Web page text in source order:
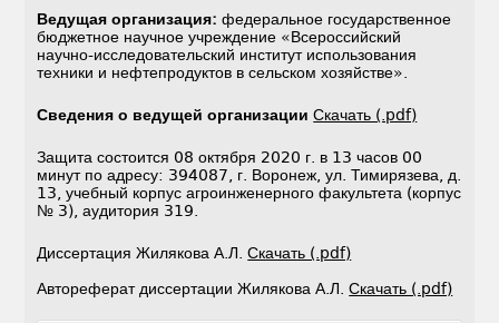
Ведущая организация:федеральное государственное
бюджетное научное учреждение «Всероссийский
научно-исследовательский институт использования
техники и нефтепродуктов в сельском хозяйстве».
Сведения о ведущей организации Скачать (.pdf)
Защита состоится 08 октября 2020 г. в 13 часов 00
минут по адресу: 394087, г. Воронеж, ул. Тимирязева, д.
13, учебный корпус агроинженерного факультета (корпус
№ 3), аудитория 319.
Диссертация Жилякова А.Л.Скачать (.pdf)
Автореферат диссертации Жилякова А.Л.Скачать (.pdf)